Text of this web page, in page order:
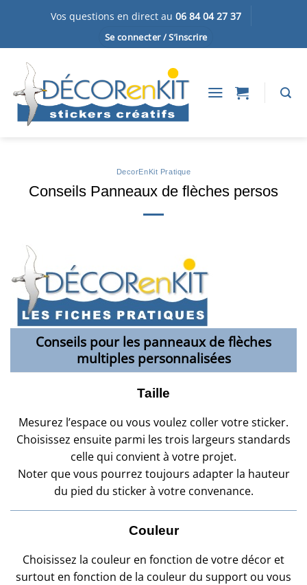
Vos questions en direct au 06 84 04 27 37
Se connecter / S’inscrire
DecorEnKit Pratique
Conseils Panneaux de flèches persos
Conseils pour les panneaux de flèches
multiples personnalisées
Taille
Mesurez l’espace ou vous voulez coller votre sticker.
Choisissez ensuite parmi les trois largeurs standards
celle qui convient à votre projet.
Noter que vous pourrez toujours adapter la hauteur
du pied du sticker à votre convenance.
Couleur
Choisissez la couleur en fonction de votre décor et
surtout en fonction de la couleur du support ou vous